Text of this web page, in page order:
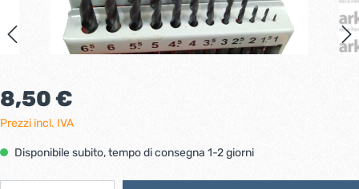
8,50 €
Prezzi incl. IVA
Disponibile subito, tempo di consegna 1-2 giorni